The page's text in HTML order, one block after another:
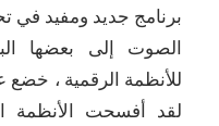
برنامج جديد ومفيد في
الصوت إلى بعضها
للأنظمة الرقمية ،
لقد أفسحت الأنظمة